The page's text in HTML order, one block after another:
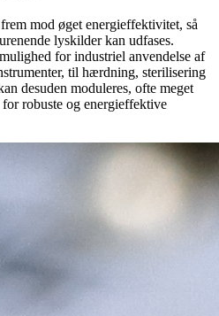
mod øget energieffektivitet, så
lyskilder kan udfases.
for industriel anvendelse af
til hærdning, sterilisering
desuden moduleres, ofte meget
robuste og energieffektive